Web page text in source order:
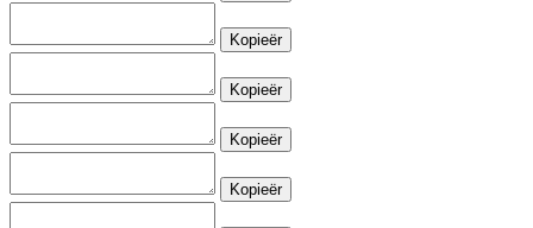
Kopieër
Kopieër
Kopieër
Kopieër